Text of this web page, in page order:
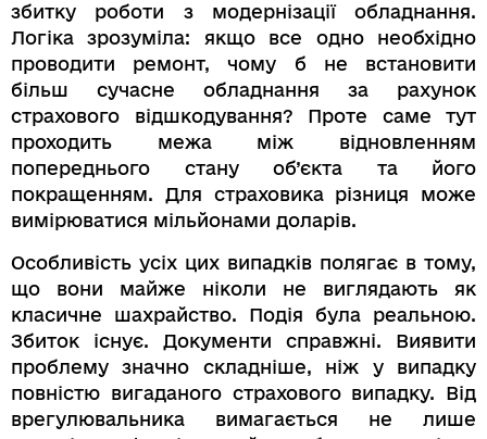
збитку роботи з модернізації обладнання.
Логіка зрозуміла: якщо все одно необхідно
проводити ремонт, чому б не встановити
більш сучасне обладнання за рахунок
страхового відшкодування? Проте саме тут
проходить межа між відновленням
попереднього стану об’єкта та його
покращенням. Для страховика різниця може
вимірюватися мільйонами доларів.
Особливість усіх цих випадків полягає в тому,
що вони майже ніколи не виглядають як
класичне шахрайство. Подія була реальною.
Збиток існує. Документи справжні. Виявити
проблему значно складніше, ніж у випадку
повністю вигаданого страхового випадку. Від
врегулювальника вимагається не лише